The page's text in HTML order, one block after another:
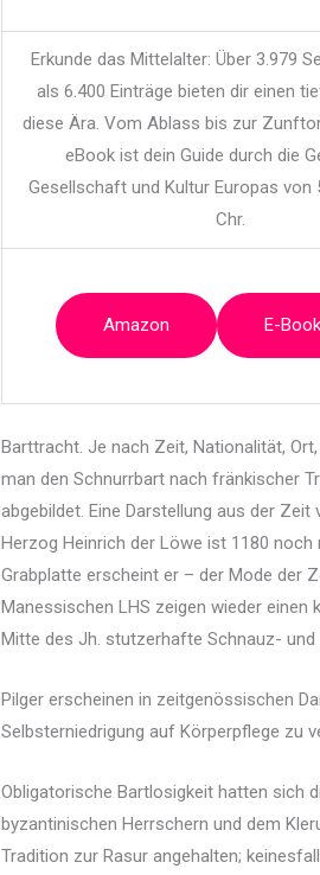
Erkunde das Mittelalter: Über 3.979
als 6.400 Einträge bieten dir einen
diese Ära. Vom Ablass bis zur
eBook ist dein Guide durch die
Gesellschaft und Kultur Europas von
Chr.
Amazon E-
Barttracht. Je nach Zeit, Nationalität,
man den Schnurrbart nach fränkischer
abgebildet. Eine Darstellung aus der
Herzog Heinrich der Löwe ist 1180
Grabplatte erscheint er – der Mode der
Manessischen LHS zeigen wieder einen
Mitte des Jh. stutzerhafte Schnauz-
Pilger erscheinen in zeitgenössischen
Selbsterniedrigung auf Körperpflege zu
Obligatorische Bartlosigkeit hatten sich
byzantinischen Herrschern und dem
Tradition zur Rasur angehalten;